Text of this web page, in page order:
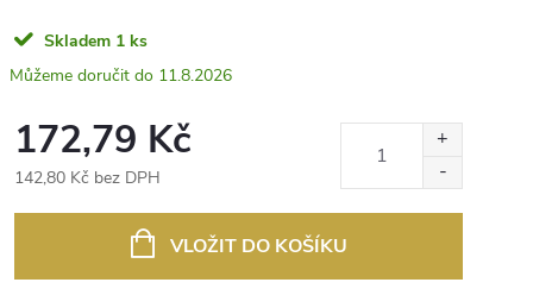
Skladem 1 ks
11.8.2026
172,79 Kč
142,80 Kč bez DPH
VLOŽIT DO KOŠÍKU